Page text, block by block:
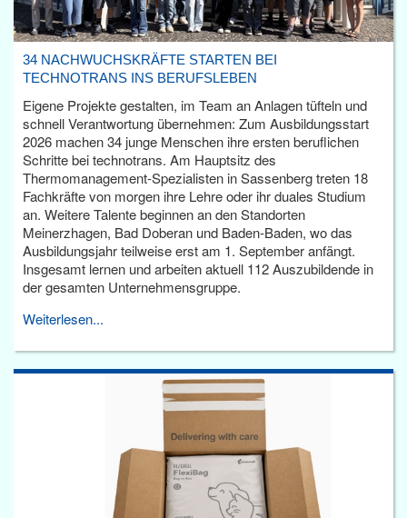
34 NACHWUCHSKRÄFTE STARTEN BEI
TECHNOTRANS INS BERUFSLEBEN
Eigene Projekte gestalten, im Team an Anlagen tüfteln und
schnell Verantwortung übernehmen: Zum Ausbildungsstart
2026 machen 34 junge Menschen ihre ersten beruflichen
Schritte bei technotrans. Am Hauptsitz des
Thermomanagement-Spezialisten in Sassenberg treten 18
Fachkräfte von morgen ihre Lehre oder ihr duales Studium
an. Weitere Talente beginnen an den Standorten
Meinerzhagen, Bad Doberan und Baden-Baden, wo das
Ausbildungsjahr teilweise erst am 1. September anfängt.
Insgesamt lernen und arbeiten aktuell 112 Auszubildende in
der gesamten Unternehmensgruppe.
Weiterlesen...